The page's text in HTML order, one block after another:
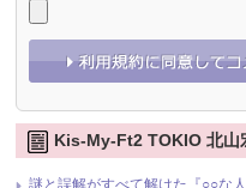
Kis-My-Ft2 TOKIO 北山
謎と誤解がすべて解けた『○○な